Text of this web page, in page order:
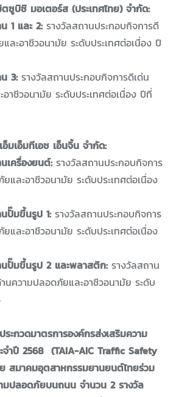
ซูบิชิ มอเตอร์ส (ประเทศไทย) จำกัด:
น 1 และ 2: รางวัลสถานประกอบกิจการดี
ละอาชีวอนามัย ระดับประเทศต่อเนื่อง ปี
น 3: รางวัลสถานประกอบกิจการดีเด่น
าชีวอนามัย ระดับประเทศต่อเนื่อง ปีที่
มเอ็มทีเอช เอ็นจิ้น จำกัด:
นเครื่องยนต์: รางวัลสถานประกอบกิจการ
และอาชีวอนามัย ระดับประเทศต่อเนื่อง
นปั๊มขึ้นรูป 1: รางวัลสถานประกอบกิจการ
และอาชีวอนามัย ระดับประเทศต่อเนื่อง
นปั๊มขึ้นรูป 2 และพลาสติก: รางวัลสถาน
นความปลอดภัยและอาชีวอนามัย ระดับ
ระกวดมาตรการองค์กรส่งเสริมความ
ำปี 2568 (TAIA-AIC Traffic Safety
สมาคมอุตสาหกรรมยานยนต์ไทยร่วม
มปลอดภัยบนถนน จำนวน 2 รางวัล